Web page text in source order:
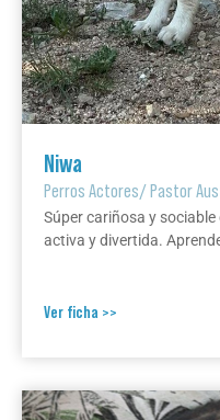
Niwa
Perros Actores/Pastor
Súper cariñosa y
activa y divertida.
Ver ficha >>